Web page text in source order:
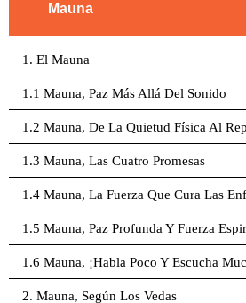
Mauna
1. El Mauna
1.1 Mauna, Paz Más Allá Del Sonido
1.2 Mauna, De La Quietud Física Al
1.3 Mauna, Las Cuatro Promesas
1.4 Mauna, La Fuerza Que Cura Las
1.5 Mauna, Paz Profunda Y Fuerza
1.6 Mauna, ¡Habla Poco Y Escucha
2. Mauna, Según Los Vedas